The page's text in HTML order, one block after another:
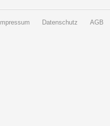
Impressum Datenschutz AGB